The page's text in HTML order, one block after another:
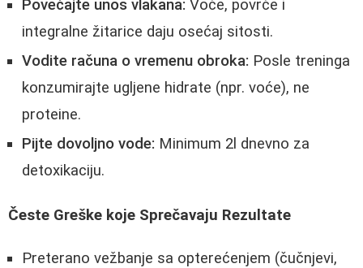
Povećajte unos vlakana: Voće, povrće i
integralne žitarice daju osećaj sitosti.
Vodite računa o vremenu obroka: Posle treninga
konzumirajte ugljene hidrate (npr. voće), ne
proteine.
Pijte dovoljno vode: Minimum 2l dnevno za
detoxikaciju.
Česte Greške koje Sprečavaju Rezultate
Preterano vežbanje sa opterećenjem (čučnjevi,